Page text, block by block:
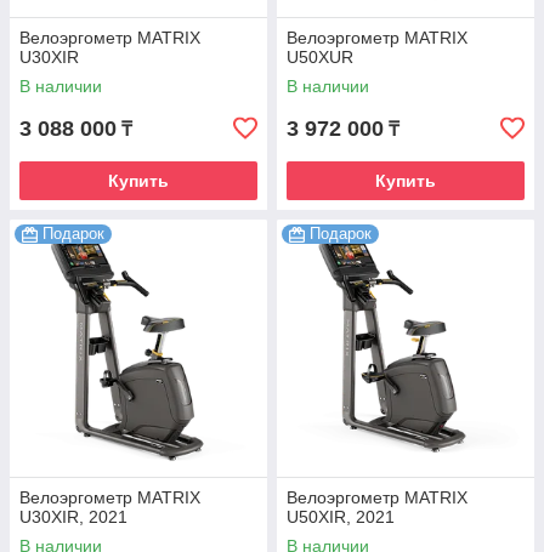
Велоэргометр MATRIX
U30XIR
В наличии
3 088 000 ₸
Купить
Велоэргометр MATRIX
U50XUR
В наличии
3 972 000 ₸
Купить
Подарок
Велоэргометр MATRIX
U30XIR, 2021
В наличии
Подарок
Велоэргометр MATRIX
U50XIR, 2021
В наличии